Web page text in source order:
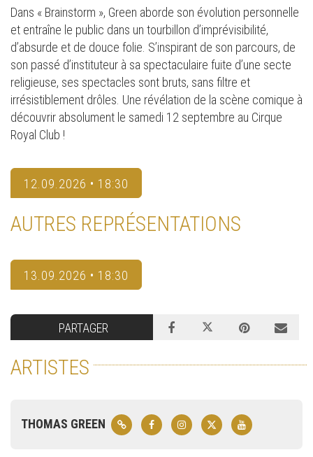
Dans « Brainstorm », Green aborde son évolution personnelle
et entraîne le public dans un tourbillon d’imprévisibilité,
d’absurde et de douce folie. S’inspirant de son parcours, de
son passé d’instituteur à sa spectaculaire fuite d’une secte
religieuse, ses spectacles sont bruts, sans filtre et
irrésistiblement drôles. Une révélation de la scène comique à
découvrir absolument le samedi 12 septembre au Cirque
Royal Club !
12.09.2026 • 18:30
AUTRES REPRÉSENTATIONS
13.09.2026 • 18:30
PARTAGER
ARTISTES
THOMAS GREEN